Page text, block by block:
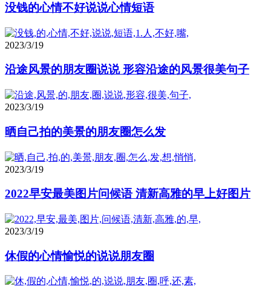
没钱的心情不好说说心情短语
2023/3/19
沿途风景的朋友圈说说 形容沿途的风景很美句子
2023/3/19
晒自己拍的美景的朋友圈怎么发
2023/3/19
2022早安最美图片问候语 清新高雅的早上好图片
2023/3/19
休假的心情愉悦的说说朋友圈